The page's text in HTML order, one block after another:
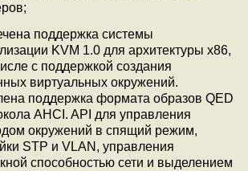
поддержка системы
KVM 1.0 для архитектуры x86,
с поддержкой создания
виртуальных окружений.
поддержка формата образов QED
AHCI. API для управления
окружений в спящий режим,
STP и VLAN, управления
способностью сети и выделением